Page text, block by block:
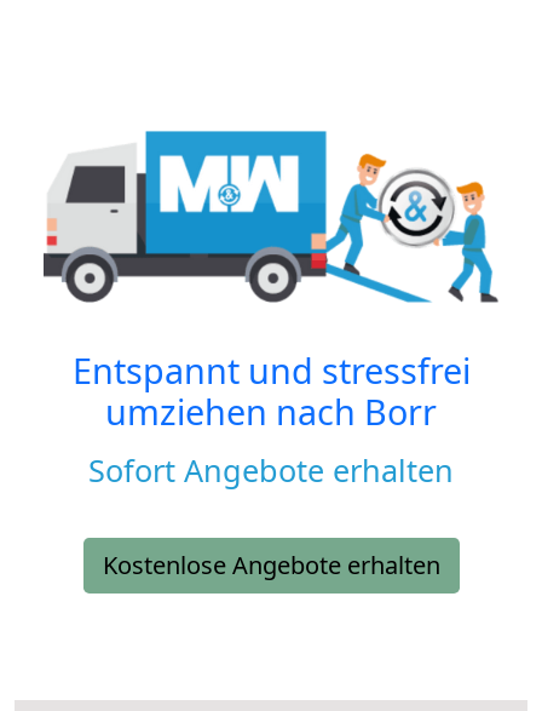
Entspannt und stressfrei
umziehen nach Borr
Sofort Angebote erhalten
Kostenlose Angebote erhalten